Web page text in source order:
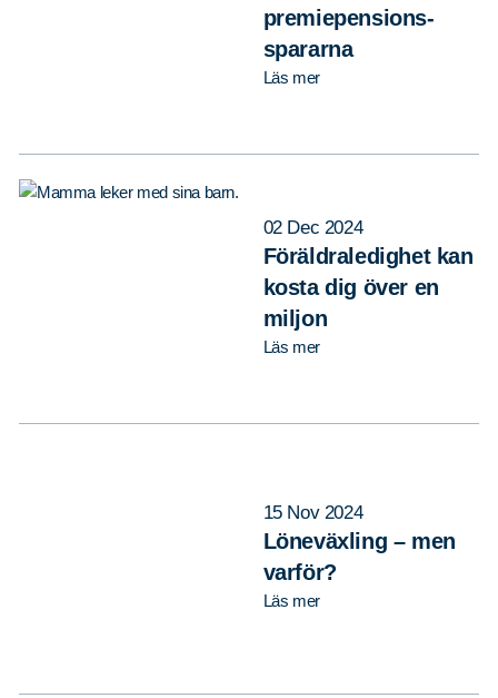
premiepensions-
spararna
Läs mer
02 Dec 2024
Föräldraledighet kan
kosta dig över en
miljon
Läs mer
15 Nov 2024
Löneväxling – men
varför?
Läs mer